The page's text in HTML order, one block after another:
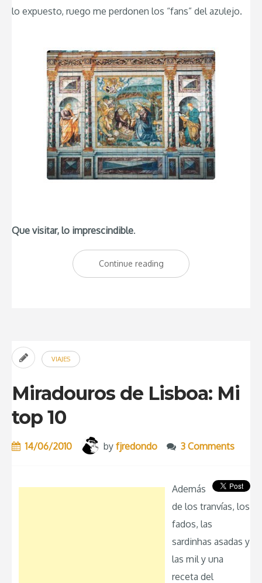
lo expuesto, ruego me perdonen los “fans” del azulejo.
Que visitar, lo imprescindible.
Continue reading “Visitas
imprescindibles
en
VIAJES
Miradouros de Lisboa: Mi
top 10
14/06/2010 by fjredondo 3 Comments
Además
de los tranvías, los
fados, las
sardinhas asadas y
las mil y una
receta del